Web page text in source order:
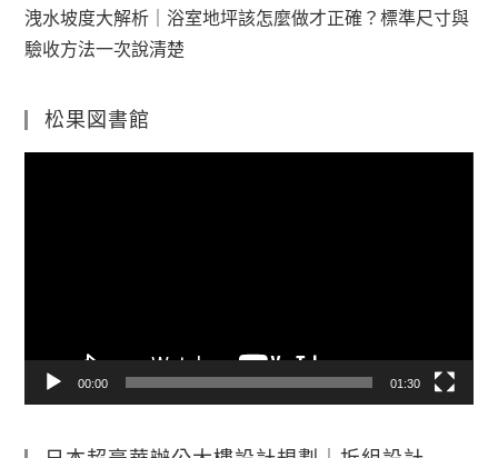
洩水坡度大解析｜浴室地坪該怎麼做才正確？標準尺寸與
驗收方法一次說清楚
松果図書館
00:00 01:30